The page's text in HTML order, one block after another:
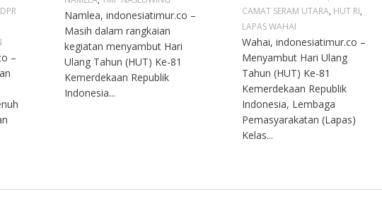
–
Namlea, indonesiatimur.co –
Masih dalam rangkaian
kegiatan menyambut Hari
Ulang Tahun (HUT) Ke-81
Kemerdekaan Republik
Indonesia...
CAMAT SERAM UTARA, HUT RI,
LAPAS WAHAI
Wahai, indonesiatimur.co –
Menyambut Hari Ulang
Tahun (HUT) Ke-81
Kemerdekaan Republik
Indonesia, Lembaga
Pemasyarakatan (Lapas)
Kelas...